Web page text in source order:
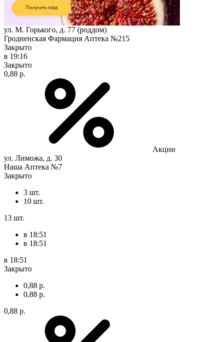
ул. М. Горького, д. 77 (роддом)
Гродненская Фармация Аптека №215
Закрыто
в 19:16
Закрыто
0,88 р.
Акции
ул. Лиможа, д. 30
Наша Аптека №7
Закрыто
3 шт.
10 шт.
13 шт.
в 18:51
в 18:51
в 18:51
Закрыто
0,88 р.
0,88 р.
0,88 р.